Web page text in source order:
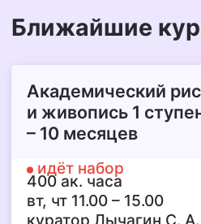
Ближайшие
Академический
и живопись 1
– 10 месяцев
идёт набор
400 ак. часа
вт, чт 11.00 – 15.00
куратор Лычагин С. А.